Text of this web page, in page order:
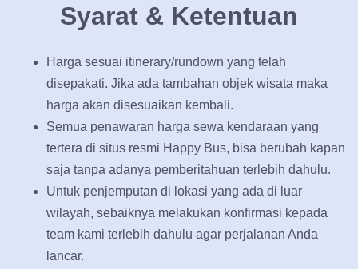
Syarat & Ketentuan
Harga sesuai itinerary/rundown yang telah
disepakati. Jika ada tambahan objek wisata maka
harga akan disesuaikan kembali.
Semua penawaran harga sewa kendaraan yang
tertera di situs resmi Happy Bus, bisa berubah kapan
saja tanpa adanya pemberitahuan terlebih dahulu.
Untuk penjemputan di lokasi yang ada di luar
wilayah, sebaiknya melakukan konfirmasi kepada
team kami terlebih dahulu agar perjalanan Anda
lancar.